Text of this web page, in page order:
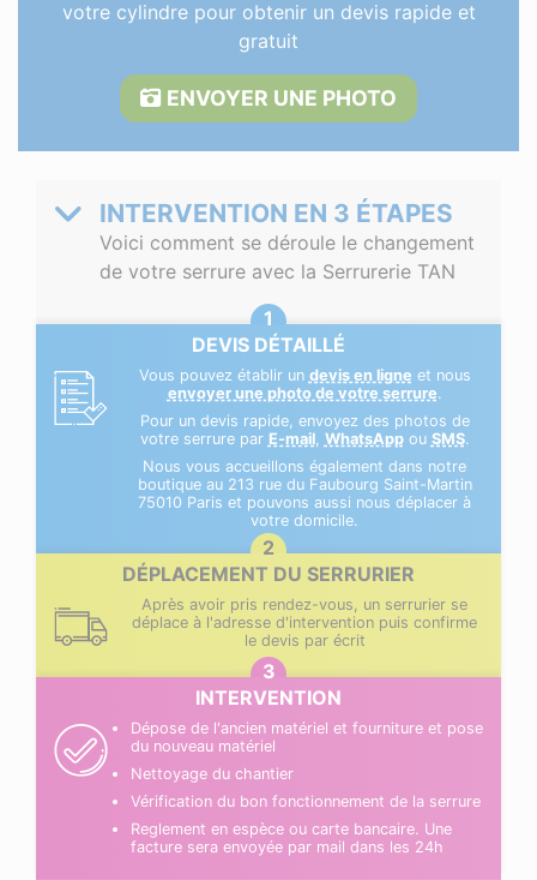
votre cylindre pour obtenir un devis rapide et
gratuit
ENVOYER UNE PHOTO
INTERVENTION EN 3 ÉTAPES
Voici comment se déroule le changement
de votre serrure avec la Serrurerie TAN
DEVIS DÉTAILLÉ
Vous pouvez établir un devis en ligne et nous
envoyer une photo de votre serrure.
Pour un devis rapide, envoyez des photos de
votre serrure par E-mail, WhatsAppou SMS.
Nous vous accueillons également dans notre
boutique au 213 rue du Faubourg Saint-Martin
75010 Paris et pouvons aussi nous déplacer à
votre domicile.
DÉPLACEMENT DU SERRURIER
Après avoir pris rendez-vous, un serrurier se
déplace à l'adresse d'intervention puis confirme
le devis par écrit
INTERVENTION
Dépose de l'ancien matériel et fourniture et pose
du nouveau matériel
Nettoyage du chantier
Vérification du bon fonctionnement de la serrure
Reglement en espèce ou carte bancaire. Une
facture sera envoyée par mail dans les 24h